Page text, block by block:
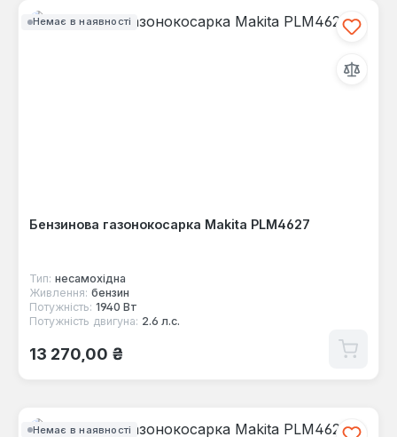
Немає в наявності
Бензинова газонокосарка Makita PLM4627
Тип: несамохідна
Живлення: бензин
Потужність: 1940 Вт
Потужність двигуна: 2.6 л.с.
Звичайна ціна:
13 270,00 ₴
Немає в наявності